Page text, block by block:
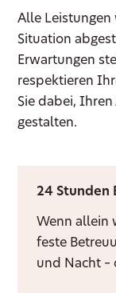
Alle
Situation
Erwartungen
respektieren
Sie dabei,
gestalten.
24 Stunden
Wenn allein
feste
und Nacht –